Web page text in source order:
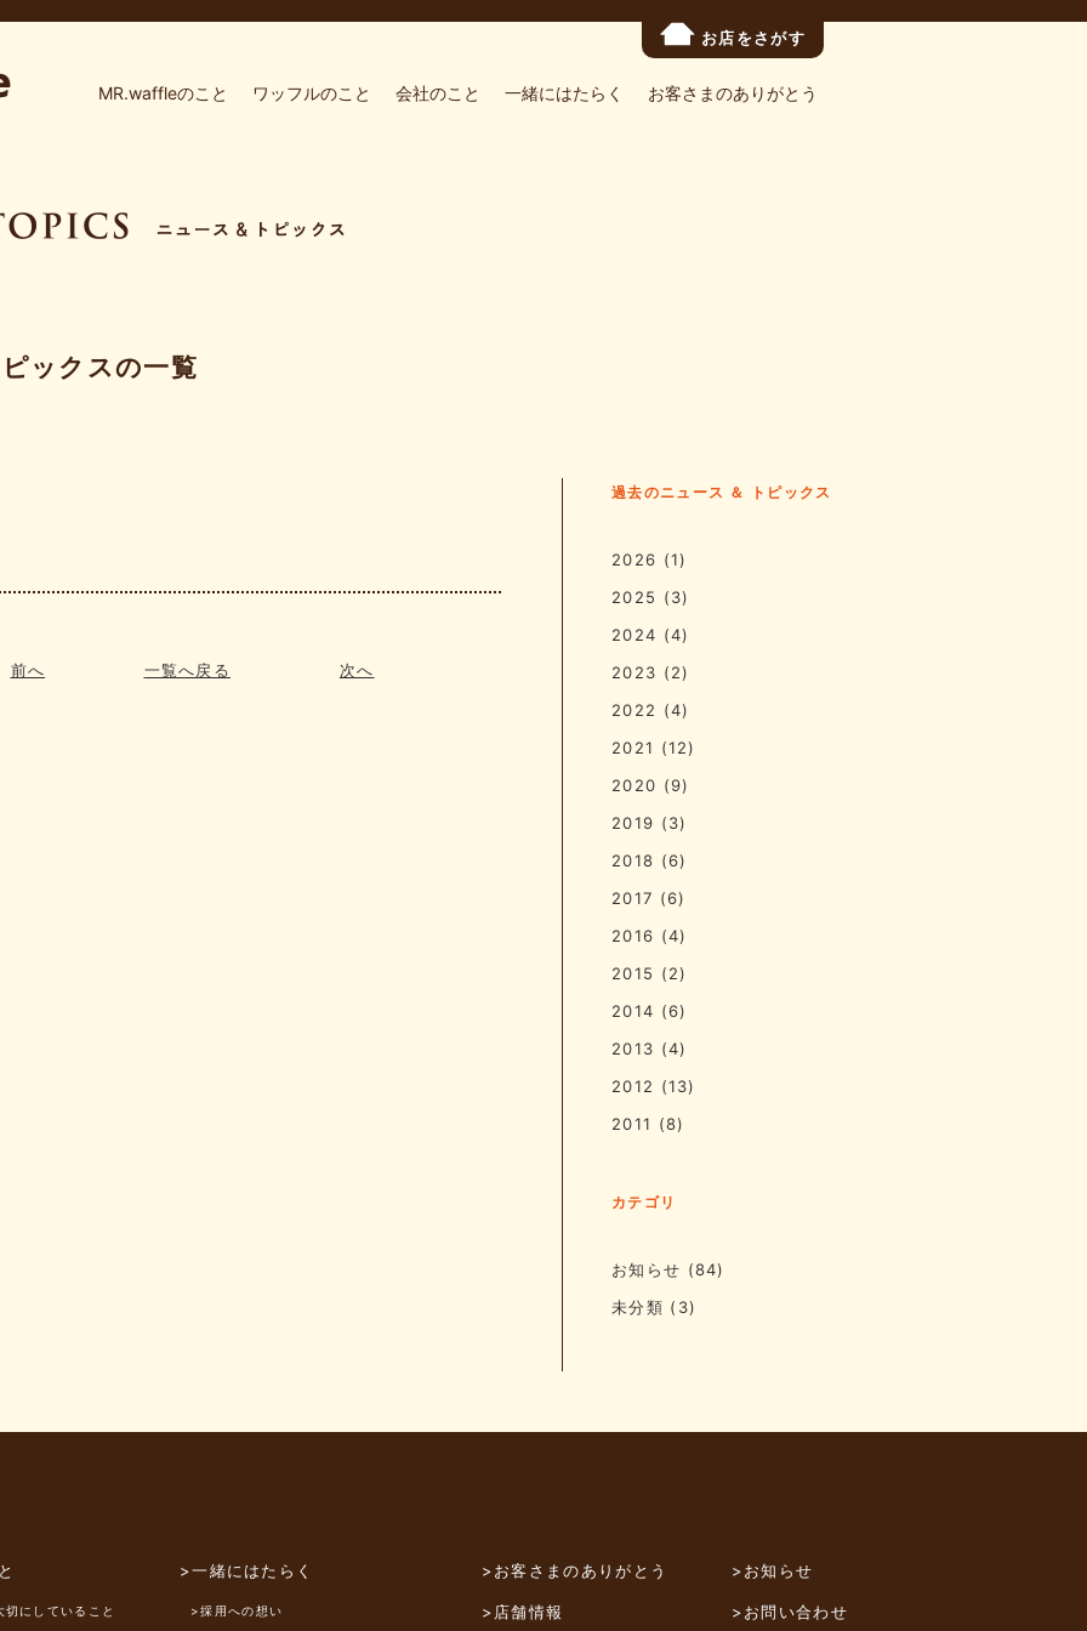
お店をさがす
MR.waffleのこと ワッフルのこと 会社のこと 一緒にはたらく お客さまのありがとう
ックスの一覧
前へ 一覧へ戻る 次へ
過去のニュース ＆ トピックス
2026 (1)
2025 (3)
2024 (4)
2023 (2)
2022 (4)
2021 (12)
2020 (9)
2019 (3)
2018 (6)
2017 (6)
2016 (4)
2015 (2)
2014 (6)
2013 (4)
2012 (13)
2011 (8)
カテゴリ
お知らせ (84)
未分類 (3)
にしていること
>一緒にはたらく
>採用への想い
>お客さまのありがとう
>店舗情報
>お知らせ
>お問い合わせ